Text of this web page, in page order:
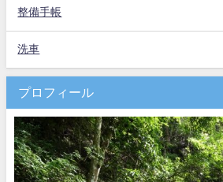
整備手帳
洗車
プロフィール